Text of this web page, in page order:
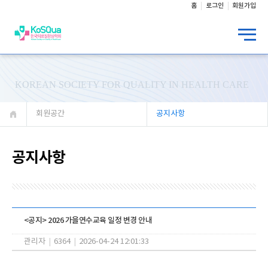
홈 로그인 회원가입
KOREAN SOCIETY FOR QUALITY IN HEALTH CARE
회원공간 공지사항
공지사항
<공지> 2026 가을연수교육 일정 변경 안내
관리자 6364 2026-04-24 12:01:33